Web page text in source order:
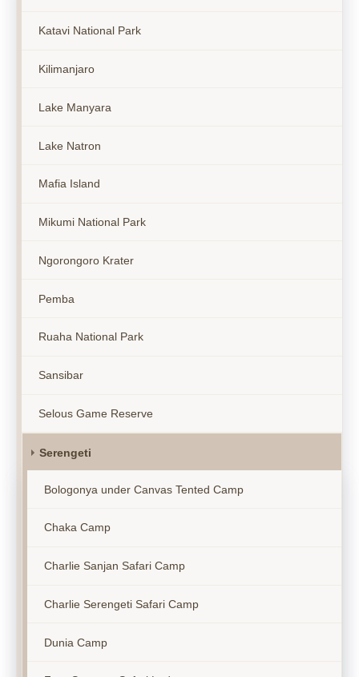
Katavi National Park
Kilimanjaro
Lake Manyara
Lake Natron
Mafia Island
Mikumi National Park
Ngorongoro Krater
Pemba
Ruaha National Park
Sansibar
Selous Game Reserve
Serengeti
Bologonya under Canvas Tented Camp
Chaka Camp
Charlie Sanjan Safari Camp
Charlie Serengeti Safari Camp
Dunia Camp